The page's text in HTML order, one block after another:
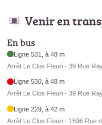
Venir en
En bus
Ligne 531, à 48 m
Arrêt Le Clos Fleuri - 39 Rue
Ligne 530, à 48 m
Arrêt Le Clos Fleuri - 39 Rue
Ligne 229, à 42 m
Arrêt Le Clos Fleuri - 1596 Rue